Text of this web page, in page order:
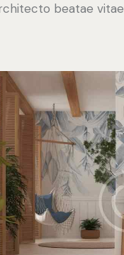
beatae vitae